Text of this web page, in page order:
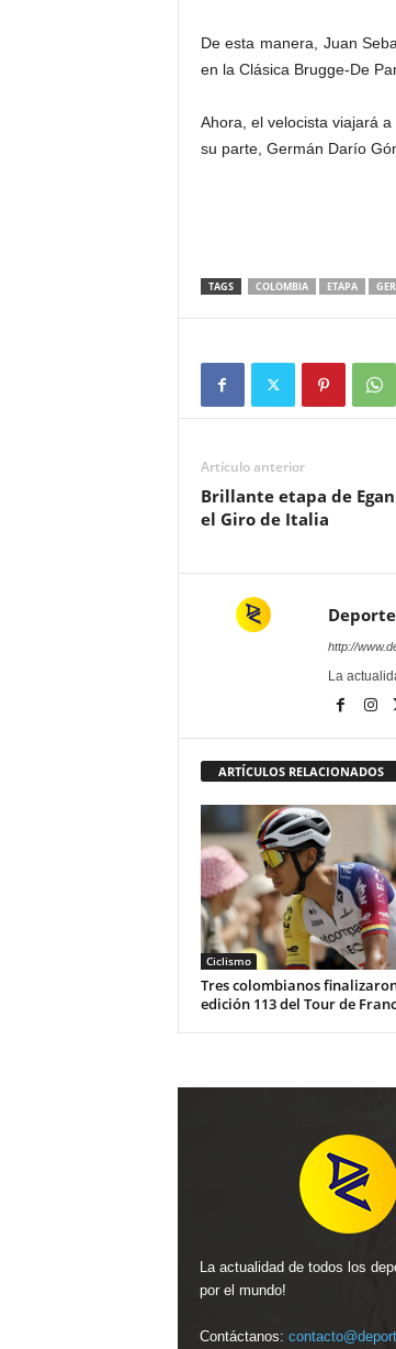
De esta manera, Juan
en la Clásica Brugge-De
Ahora, el velocista viajará
su parte, Germán Darío
TAGS COLOMBIA ETAPA
Artículo anterior
Brillante etapa de
el Giro de Italia
http://
La
ARTÍCULOS RELACIONADOS
Ciclismo
Tres colombianos
edición 113 del Tour de
La actualidad de todos los
por el mundo!
Contáctanos: